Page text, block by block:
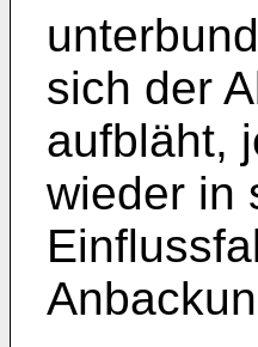
sich der
aufbläht,
wieder in